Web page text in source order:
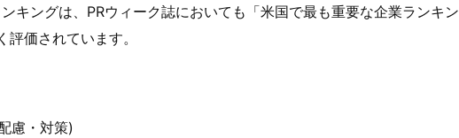
キングは、PRウィーク誌においても「米国で最も重要な企業ランキン
価されています。
慮・対策)